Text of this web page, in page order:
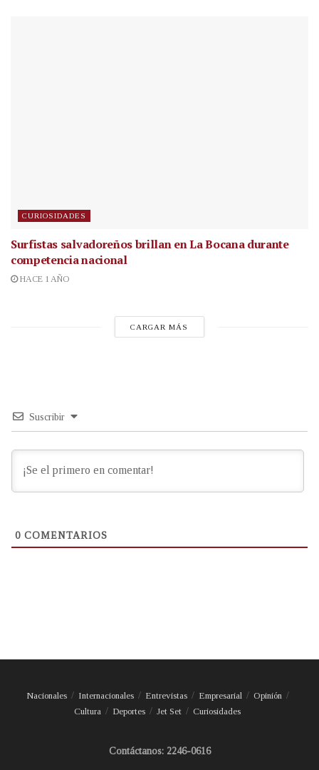
CURIOSIDADES
Surfistas salvadoreños brillan en La Bocana durante
competencia nacional
HACE 1 AÑO
CARGAR MÁS
Suscribir
0 COMENTARIOS
Nacionales Internacionales Entrevistas Empresarial
Opinión
Cultura
Deportes Jet Set Curiosidades
Contáctanos: 2246-0616